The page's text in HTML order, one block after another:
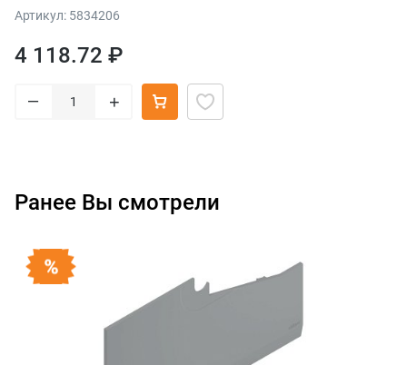
приборов, НД=450 мм, ширина=300 мм, терра-черный
Артикул: 5834206
4 118.72 ₽
– +
Ранее Вы смотрели